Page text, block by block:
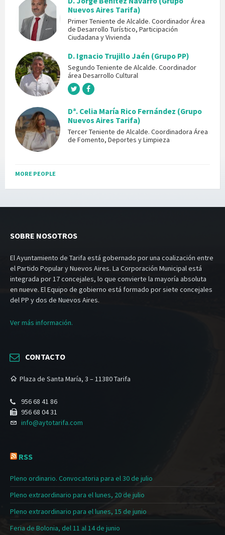
Nuevos Aires Tarifa)
Primer Teniente de Alcalde. Coordinador Área
de Desarrollo Turístico, Participación
Ciudadana y Vivienda
D. Ignacio Trujillo Jaén (Grupo PP)
Segundo Teniente de Alcalde. Coordinador
área Desarrollo Cultural
Dª. Celia María Rico Fernández (Grupo
Nuevos Aires Tarifa)
Tercer Teniente de Alcalde. Coordinadora Área
de Fomento, Deportes y Limpieza
MORE PEOPLE
SOBRE NOSOTROS
El Ayuntamiento de Tarifa está gobernado por una coalización entre
el Partido Popular y Nuevos Aires. La Corporación Municipal está
integrada por 17 concejales, lo que convierte la mayoría absoluta
en nueve. El Equipo de gobierno está formado por siete concejales
del PP y dos de Nuevos Aires.
Ver más información.
CONTACTO
Plaza de Santa María, 3 – 11380 Tarifa
956 68 41 86
956 68 04 31
info@aytotarifa.com
RSS
Pleno ordinario. Convocatoria para el 30 de julio
Pleno extraordinario para el lunes, 20 de julio
Pleno extraordinario para el lunes, 15 de junio
Feria de Bolonia, del 11 al 14 de junio